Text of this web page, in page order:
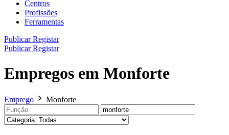
Centros
Profissões
Ferramentas
PublicarRegistar
PublicarRegistar
Empregos em Monforte
Emprego Monforte